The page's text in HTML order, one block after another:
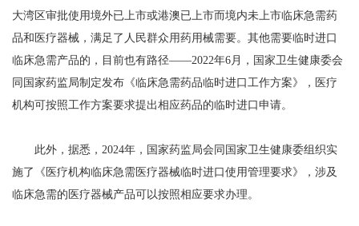
大湾区审批使用境外已上市或港澳已上市而境内未上市临床急需药
品和医疗器械，满足了人民群众用药用械需要。其他需要临时进口
临床急需产品的，目前也有路径——2022年6月，国家卫生健康委会
同国家药监局制定发布《临床急需药品临时进口工作方案》，医疗
机构可按照工作方案要求提出相应药品的临时进口申请。
此外，据悉，2024年，国家药监局会同国家卫生健康委组织实
施了《医疗机构临床急需医疗器械临时进口使用管理要求》，涉及
临床急需的医疗器械产品可以按照相应要求办理。